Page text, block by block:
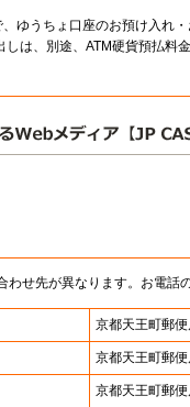
ゆうちょ口座のお預け入れ
は、別途、ATM硬貨預払料
せ先が異なります。お電話
京都天王町郵
京都天王町郵
京都天王町郵